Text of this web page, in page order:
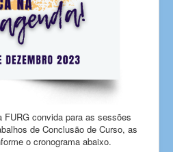
FURG convida para as sessões
de Conclusão de Curso, as
o cronograma abaixo.